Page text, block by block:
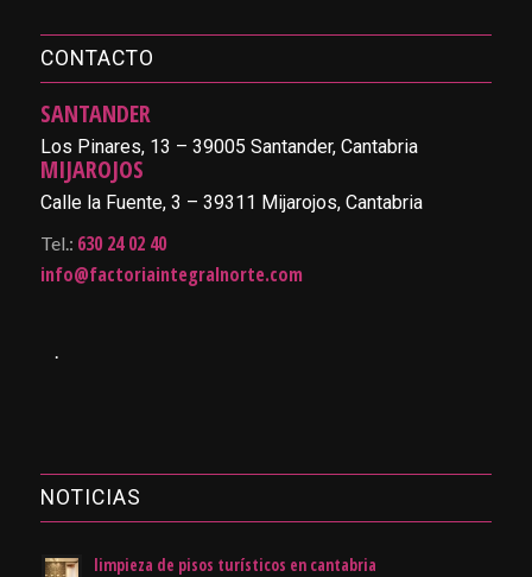
CONTACTO
SANTANDER
Los Pinares, 13 – 39005 Santander, Cantabria
MIJAROJOS
Calle la Fuente, 3 – 39311 Mijarojos, Cantabria
Tel.: 630 24 02 40
info@factoriaintegralnorte.com
.
NOTICIAS
limpieza de pisos turísticos en cantabria